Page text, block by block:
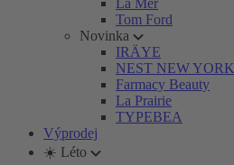
La Mer
Tom Ford
Novinka
IRÄYE
NEST NEW YORK
Farmacy Beauty
La Prairie
TYPEBEA
Výprodej
☀️ Léto